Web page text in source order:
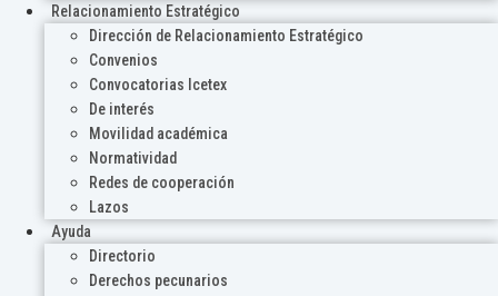
Relacionamiento Estratégico
Dirección de Relacionamiento Estratégico
Convenios
Convocatorias Icetex
De interés
Movilidad académica
Normatividad
Redes de cooperación
Lazos
Ayuda
Directorio
Derechos pecunarios